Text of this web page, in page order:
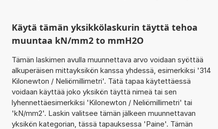
Käytä tämän yksikkölaskurin täyttä tehoa
muuntaa kN/mm2 to mmH2O
Tämän laskimen avulla muunnettava arvo voidaan syöttää
alkuperäisen mittayksikön kanssa yhdessä, esimerkiksi '314
Kilonewton / Neliömillimetri'. Tätä tapaa käytettäessä
voidaan käyttää joko yksikön täyttä nimeä tai sen
lyhennettäesimerkiksi 'Kilonewton / Neliömillimetri' tai
'kN/mm2'. Laskin valitsee tämän jälkeen muunnettavan
yksikön kategorian, tässä tapauksessa 'Paine'. Tämän